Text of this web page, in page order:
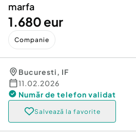
marfa
1.680 eur
Companie
Bucuresti, IF
11.02.2026
Număr de telefon validat
Salvează la favorite